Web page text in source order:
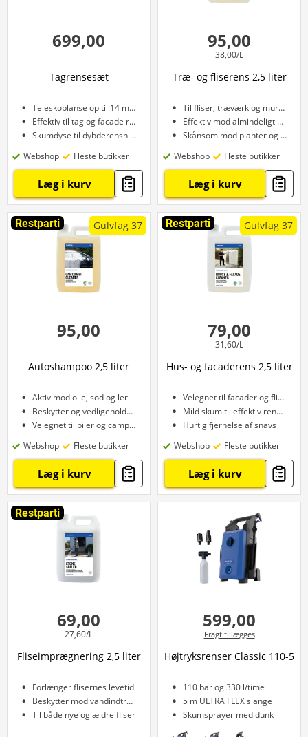
699,00
Tagrensesæt
Teleskoplanse op til 14 m rækkevidde
Effektiv til tag og facade rengøring
Skumdyse til dybderensning
Webshop
Fleste butikker
Læg i kurv
95,00
38,00/L
Træ- og fliserens 2,5 liter
Til fliser, træværk og murvæk
Effektiv mod almindeligt snavs
Skånsom mod planter og græs
Webshop
Fleste butikker
Læg i kurv
Restparti Gulvfag 37
95,00
Autoshampoo 2,5 liter
Aktiv mod olie, sod og ler
Beskytter og vedligeholder lakken
Velegnet til biler og campingvogne
Webshop
Fleste butikker
Læg i kurv
Restparti Gulvfag 37
79,00
31,60/L
Hus- og facaderens 2,5 liter
Velegnet til facader og fliser
Mild skum til effektiv rengøring
Hurtig fjernelse af snavs
Webshop
Fleste butikker
Læg i kurv
Restparti
69,00
27,60/L
Fliseimprægnering 2,5 liter
Forlænger flisernes levetid
Beskytter mod vandindtrængning
Til både nye og ældre fliser
599,00
Fragt tillægges
Højtryksrenser Classic 110-5
110 bar og 330 l/time
5 m ULTRA FLEX slange
Skumsprayer med dunk